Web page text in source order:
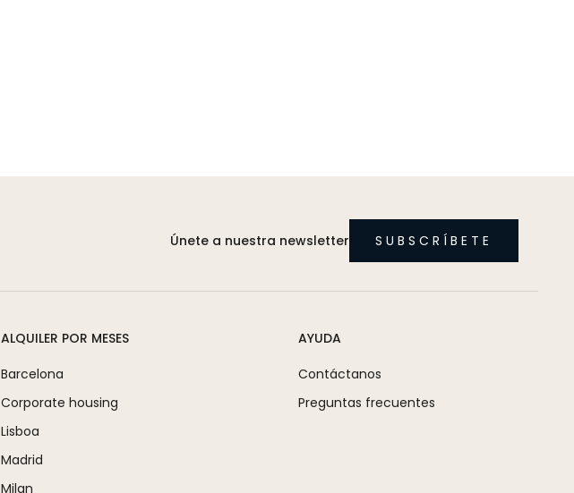
Únete a nuestra newsletter SUBSCRÍBETE
ALQUILER POR MESES
Barcelona
Corporate housing
Lisboa
Madrid
Milan
AYUDA
Contáctanos
Preguntas frecuentes